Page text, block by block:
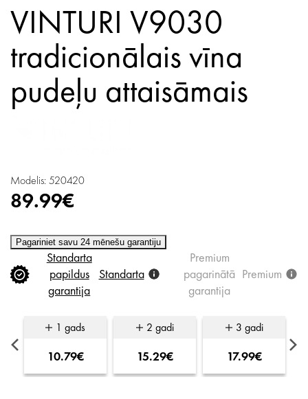
VINTURI V9030
tradicionālais vīna
pudeļu attaisāmais
Modelis: 520420
89.99€
Pagariniet savu 24 mēnešu garantiju
Standarta
papildus
garantija
Standarta
Premium
pagarinātā
garantija
Premium
1 gads
10.79€
2 gadi
15.29€
3 gadi
17.99€